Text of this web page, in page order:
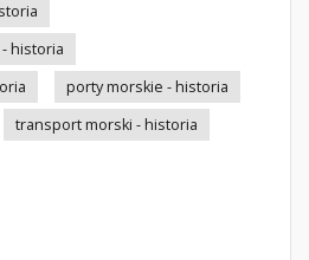
historia
porty morskie - historia
transport morski - historia